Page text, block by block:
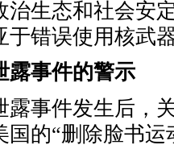
治生态和社会安
于错误使用核武
事件的警示
事件发生后，
国的“删除脸书运